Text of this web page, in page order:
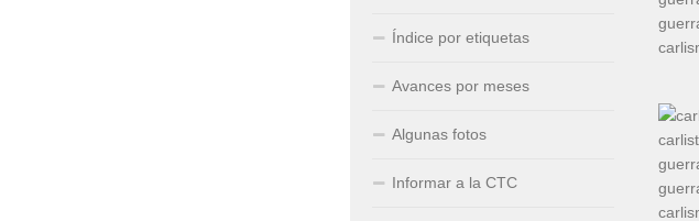
Índice por etiquetas
Avances por meses
Algunas fotos
Informar a la CTC